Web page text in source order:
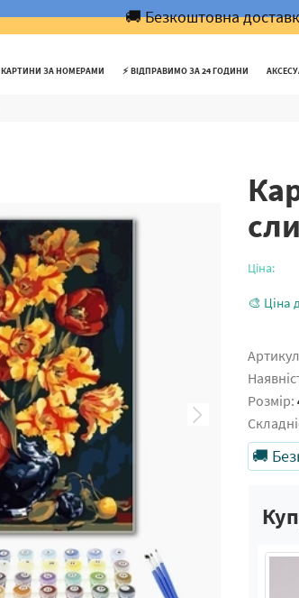
🚚 Безкоштовна
КАРТИНИ ЗА НОМЕРАМИ ⚡️ ВІДПРАВИМО ЗА 24 ГОДИНИ
Ціна:
🎨 Ціна
Розмір:
🚚